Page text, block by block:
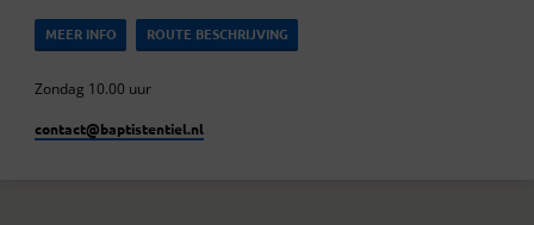
MEER INFO ROUTE BESCHRIJVING
Zondag 10.00 uur
contact​@baptistentiel.nl